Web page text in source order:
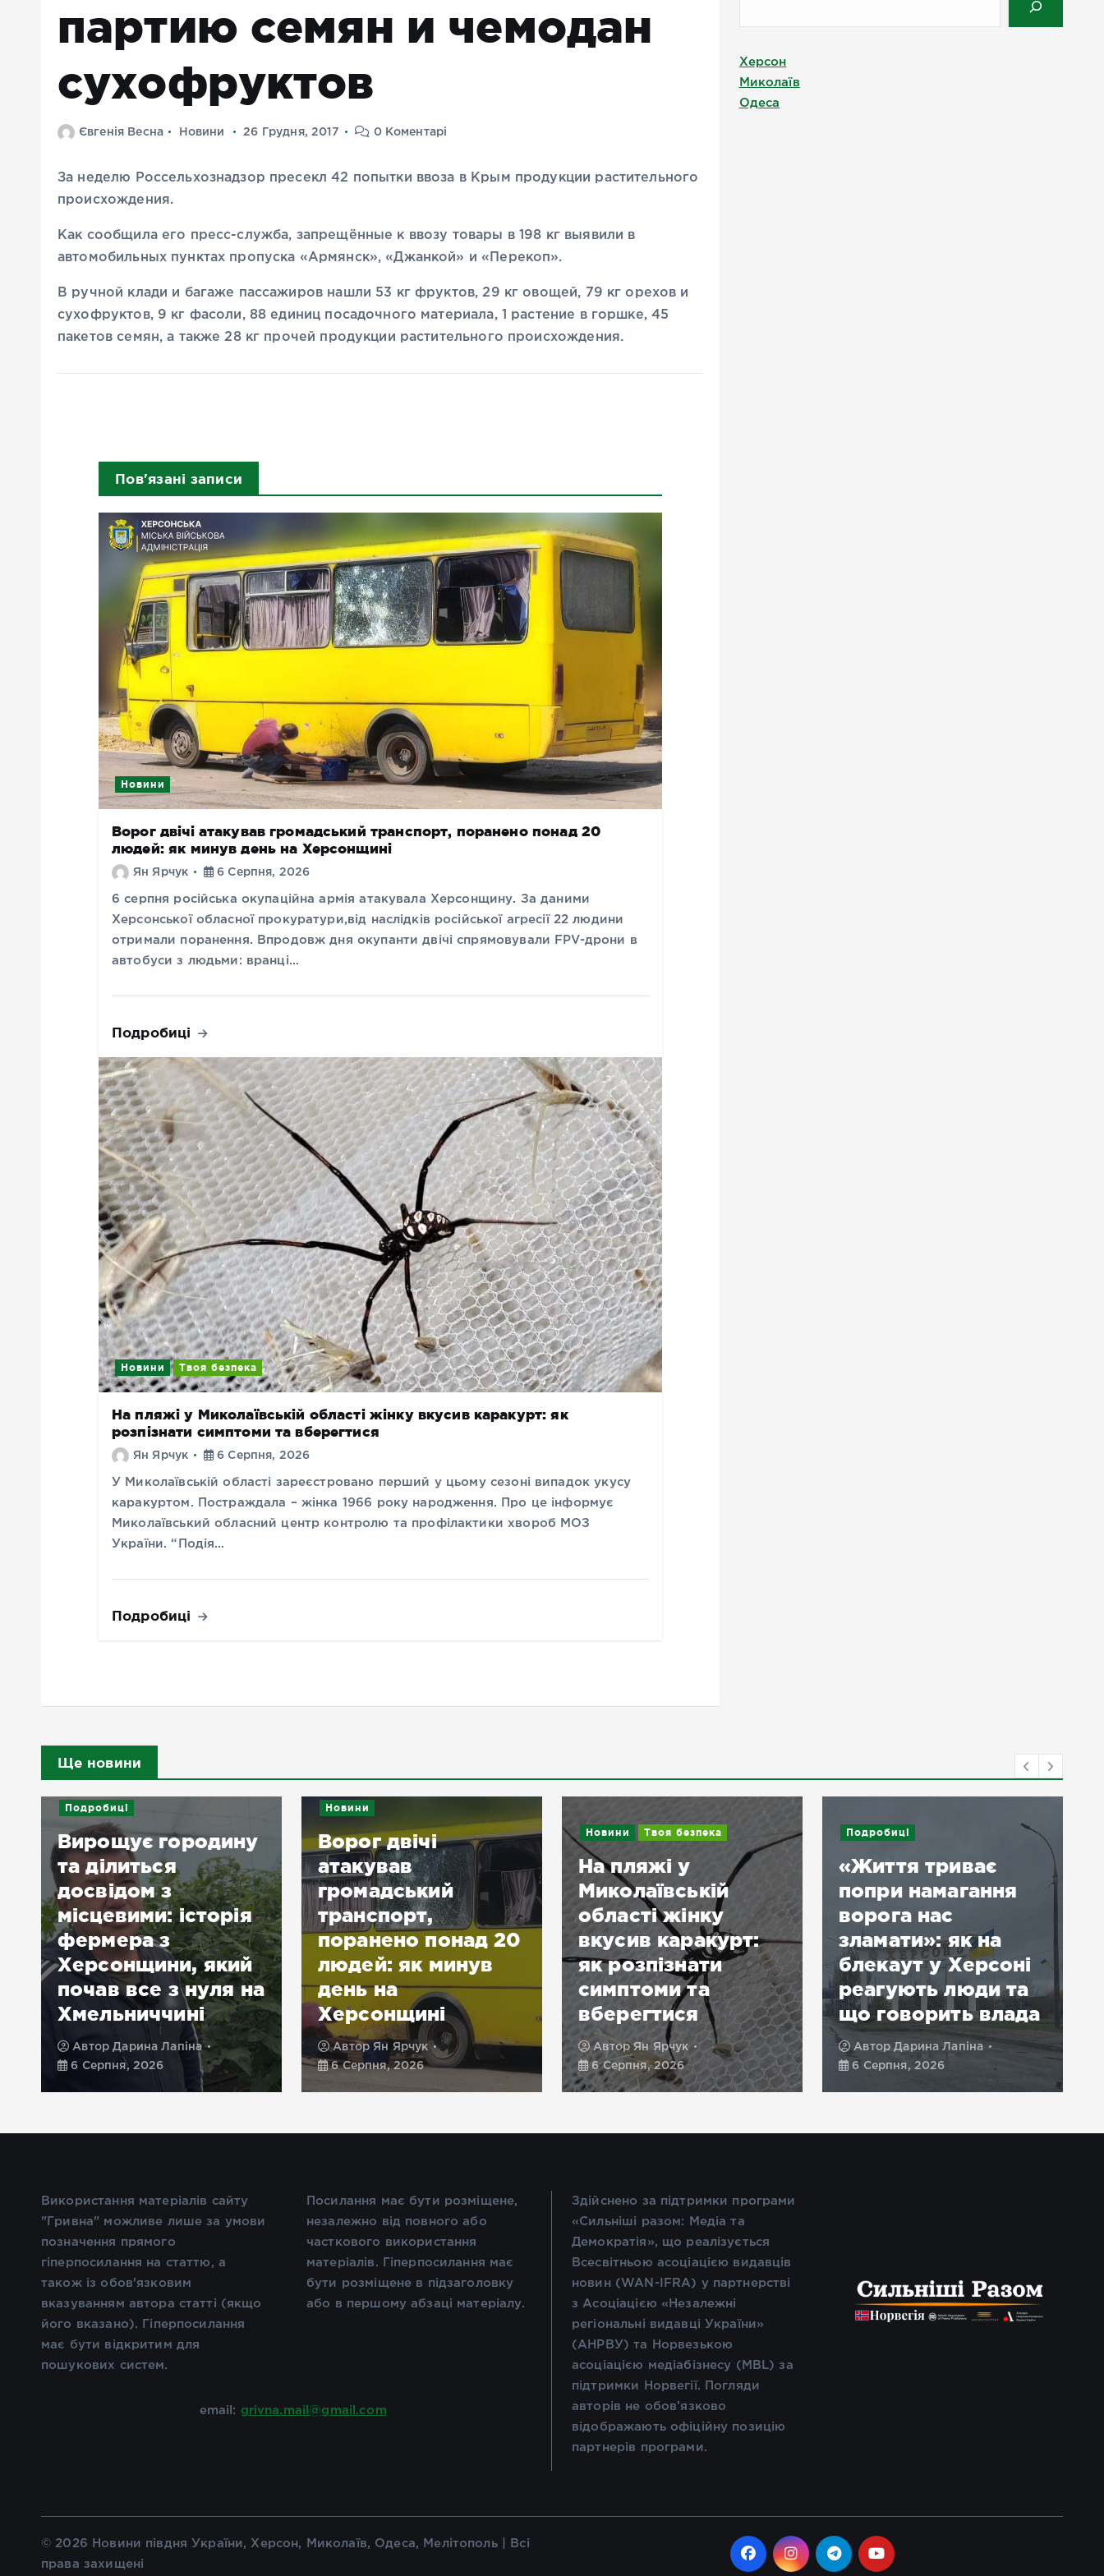
партию семян и чемодан
сухофруктов
Євгенія Весна Новини 26 Грудня, 2017 0 Коментарі
За неделю Россельхознадзор пресекл 42 попытки ввоза в Крым продукции растительного
происхождения.
Как сообщила его пресс-служба, запрещённые к ввозу товары в 198 кг выявили в
автомобильных пунктах пропуска «Армянск», «Джанкой» и «Перекоп».
В ручной клади и багаже пассажиров нашли 53 кг фруктов, 29 кг овощей, 79 кг орехов и
сухофруктов, 9 кг фасоли, 88 единиц посадочного материала, 1 растение в горшке, 45
пакетов семян, а также 28 кг прочей продукции растительного происхождения.
Пов'язані записи
Новини
Ворог двічі атакував громадський транспорт, поранено понад 20
людей: як минув день на Херсонщині
Ян Ярчук 6 Серпня, 2026
6 серпня російська окупаційна армія атакувала Херсонщину. За даними
Херсонської обласної прокуратури,від наслідків російської агресії 22 людини
отримали поранення. Впродовж дня окупанти двічі спрямовували FPV-дрони в
автобуси з людьми: вранці…
Подробиці
Новини Твоя безпека
На пляжі у Миколаївській області жінку вкусив каракурт: як
розпізнати симптоми та вберегтися
Ян Ярчук 6 Серпня, 2026
У Миколаївській області зареєстровано перший у цьому сезоні випадок укусу
каракуртом. Постраждала – жінка 1966 року народження. Про це інформує
Миколаївський обласний центр контролю та профілактики хвороб МОЗ
України. “Подія…
Подробиці
Херсон
Миколаїв
Одеса
Ще новини
Подробиці
Вирощує городину
та ділиться
досвідом з
місцевими: історія
фермера з
Херсонщини, який
почав все з нуля на
Хмельниччині
АвторДарина Лапіна
6 Серпня, 2026
Новини
Ворог двічі
атакував
громадський
транспорт,
поранено понад 20
людей: як минув
день на
Херсонщині
АвторЯн Ярчук
6 Серпня, 2026
Новини Твоя безпека
На пляжі у
Миколаївській
області жінку
вкусив каракурт:
як розпізнати
симптоми та
вберегтися
АвторЯн Ярчук
6 Серпня, 2026
Подробиці
«Життя триває
попри намагання
ворога нас
зламати»: як на
блекаут у Херсоні
реагують люди та
що говорить влада
АвторДарина Лапіна
6 Серпня, 2026
Використання матеріалів сайту
"Гривна" можливе лише за умови
позначення прямого
гіперпосилання на статтю, а
також із обов'язковим
вказуванням автора статті (якщо
його вказано). Гіперпосилання
має бути відкритим для
пошукових систем.
email: grivna.mail@gmail.com
Посилання має бути розміщене,
незалежно від повного або
часткового використання
матеріалів. Гіперпосилання має
бути розміщене в підзаголовку
або в першому абзаці матеріалу.
Здійснено за підтримки програми
«Сильніші разом: Медіа та
Демократія», що реалізується
Всесвітньою асоціацією видавців
новин (WAN-IFRA) у партнерстві
з Асоціацією «Незалежні
регіональні видавці України»
(АНРВУ) та Норвезькою
асоціацією медіабізнесу (MBL) за
підтримки Норвегії. Погляди
авторів не обов’язково
відображають офіційну позицію
партнерів програми.
© 2026 Новини півдня України, Херсон, Миколаїв, Одеса, Мелітополь | Всі
права захищені